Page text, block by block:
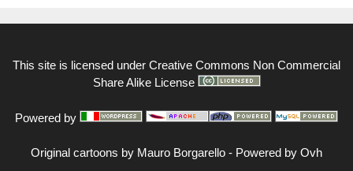
This site is licensed under Creative Commons Non Commercial
Share Alike License
Powered by
Original cartoons by Mauro Borgarello - Powered by Ovh